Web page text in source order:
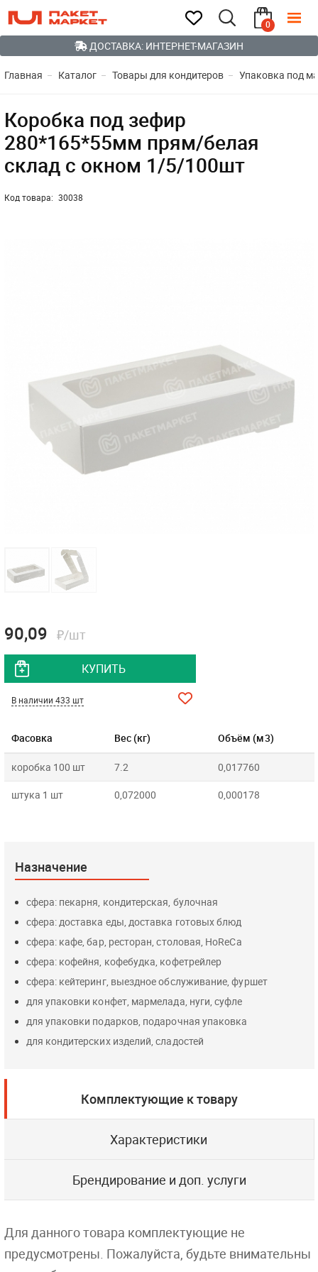
0
ДОСТАВКА: ИНТЕРНЕТ-МАГАЗИН
Главная Каталог Товары для кондитеров Упаковка под
Коробка под зефир
280*165*55мм прям/белая
склад с окном 1/5/100шт
Код товара: 30038
Фасовка Вес (кг) Объём (м3)
коробка 100 шт 7.2 0,017760
штука 1 шт 0,072000 0,000178
90,09 ₽/шт
КУПИТЬ
В наличии 433 шт
Назначение
сфера: пекарня, кондитерская, булочная
сфера: доставка еды, доставка готовых блюд
сфера: кафе, бар, ресторан, столовая, HoReCa
сфера: кофейня, кофебудка, кофетрейлер
сфера: кейтеринг, выездное обслуживание, фуршет
для упаковки конфет, мармелада, нуги, суфле
для упаковки подарков, подарочная упаковка
для кондитерских изделий, сладостей
Комплектующие к товару
Характеристики
Брендирование и доп. услуги
Для данного товара комплектующие не
предусмотрены. Пожалуйста, будьте внимательны